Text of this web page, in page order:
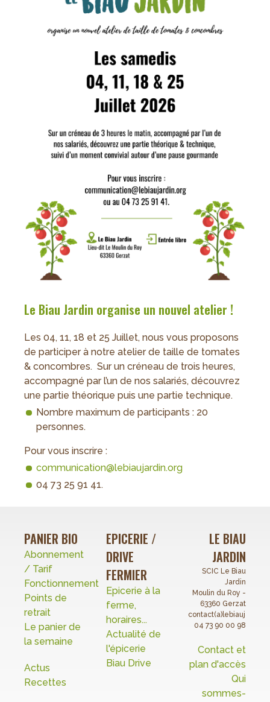
Le Biau Jardin organise un nouvel atelier !
Les 04, 11, 18 et 25 Juillet, nous vous proposons
de participer à notre atelier de taille de tomates
& concombres. Sur un créneau de trois heures,
accompagné par l’un de nos salariés, découvrez
une partie théorique puis une partie technique.
Nombre maximum de participants : 20
personnes.
Pour vous inscrire :
communication@lebiaujardin.org
04 73 25 91 41.
PANIER BIO
Abonnement
/ Tarif
Fonctionnement
Points de
retrait
Le panier de
la semaine
Actus
Recettes
EPICERIE /
DRIVE
FERMIER
Epicerie à la
ferme,
horaires...
Actualité de
l'épicerie
Biau Drive
LE BIAU
JARDIN
SCIC Le Biau
Jardin
Moulin du Roy -
63360 Gerzat
04 73 90 00 98
Contact et
plan d'accès
Qui
sommes-